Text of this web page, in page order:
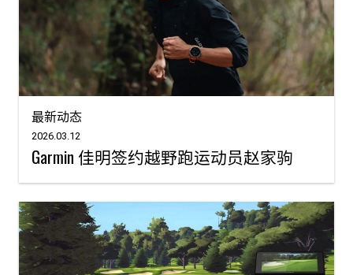
最新动态
2026.03.12
Garmin 佳明签约越野跑运动员赵家驹